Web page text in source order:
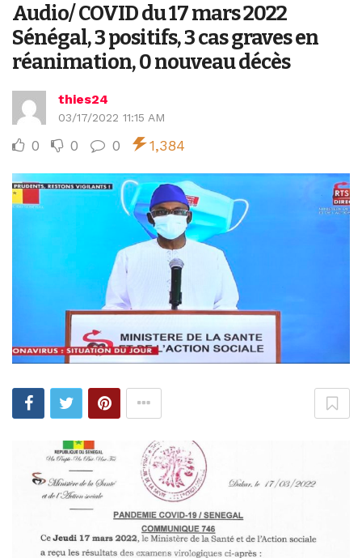
Audio/ COVID du 17 mars 2022
Sénégal, 3 positifs, 3 cas graves en
réanimation, 0 nouveau décès
thies24
03/17/2022 11:15 AM
0 0 0 1,384